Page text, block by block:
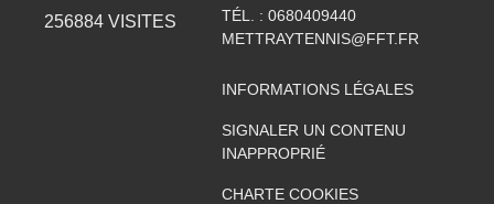
256884 VISITES TÉL. : 0680409440
METTRAYTENNIS@FFT.FR
INFORMATIONS LÉGALES
SIGNALER UN CONTENU
INAPPROPRIÉ
CHARTE COOKIES